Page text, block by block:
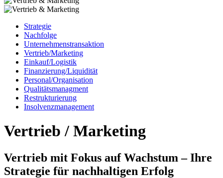
Strategie
Nachfolge
Unternehmenstransaktion
Vertrieb/Marketing
Einkauf/Logistik
Finanzierung/Liquidität
Personal/Organisation
Qualitätsmanagment
Restrukturierung
Insolvenzmanagement
Vertrieb / Marketing
Vertrieb mit Fokus auf Wachstum – Ihre
Strategie für nachhaltigen Erfolg